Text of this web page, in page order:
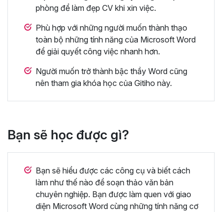
phòng để làm đẹp CV khi xin việc.
Phù hợp với những người muốn thành thạo
toàn bộ những tính năng của Microsoft Word
để giải quyết công việc nhanh hơn.
Người muốn trở thành bậc thầy Word cũng
nên tham gia khóa học của Gitiho này.
Bạn sẽ học được gì?
Bạn sẽ hiểu được các công cụ và biết cách
làm như thế nào để soạn thảo văn bản
chuyên nghiệp. Bạn được làm quen với giao
diện Microsoft Word cùng những tính năng cơ